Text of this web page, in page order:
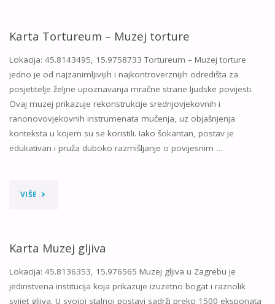
MUZEJ"
Karta Tortureum – Muzej torture
Lokacija: 45.8143495, 15.9758733 Tortureum – Muzej torture
jedno je od najzanimljivijih i najkontroverznijih odredišta za
posjetitelje željne upoznavanja mračne strane ljudske povijesti.
Ovaj muzej prikazuje rekonstrukcije srednjovjekovnih i
ranonovovjekovnih instrumenata mučenja, uz objašnjenja
konteksta u kojem su se koristili. Iako šokantan, postav je
edukativan i pruža duboko razmišljanje o povijesnim …
VIŠE "KARTA
MUZEJ
TORTURE"
Karta Muzej gljiva
Lokacija: 45.8136353, 15.976565 Muzej gljiva u Zagrebu je
jedinstvena institucija koja prikazuje izuzetno bogat i raznolik
svijet gljiva. U svojoj stalnoj postavi sadrži preko 1500 eksponata